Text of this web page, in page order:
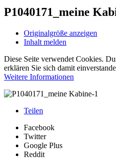
P1040171_meine
Originalgröße anzeigen
Inhalt melden
Diese Seite verwendet Cookies.
erklären Sie sich damit
Weitere Informationen
Teilen
Facebook
Twitter
Google Plus
Reddit